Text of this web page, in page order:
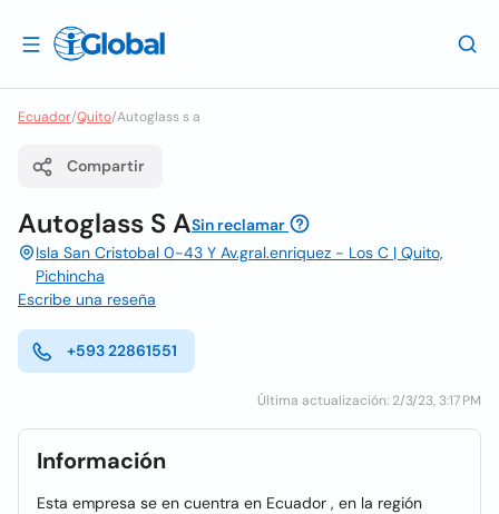
Ecuador/Quito/Autoglass s a
Compartir
Autoglass S ASin reclamar
Isla San Cristobal 0-43 Y Av.gral.enriquez - Los C | Quito,
Pichincha
Escribe una reseña
+593 22861551
Última actualización: 2/3/23, 3:17 PM
Información
Esta empresa se en cuentra en Ecuador , en la región